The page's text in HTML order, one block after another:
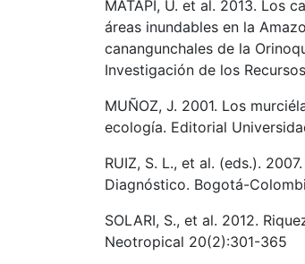
MATAPÍ, U. et al. 2013. Los
áreas inundables en la
canangunchales de la
Investigación de los
MUÑOZ, J. 2001. Los
ecología. Editorial
RUIZ, S. L., et al. (eds.).
Diagnóstico. Bogotá-
SOLARI, S., et al. 2012.
Neotropical 20(2):301-365